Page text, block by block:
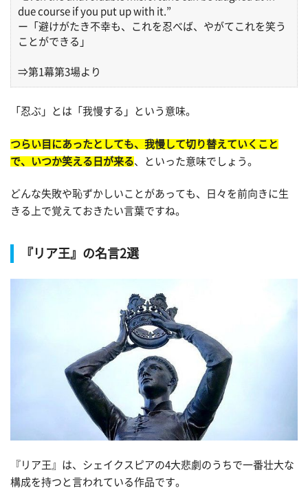
due course if you put up with it.”
ー「避けがたき不幸も、これを忍べば、やがてこれを笑う
ことができる」
⇒第1幕第3場より
「忍ぶ」とは「我慢する」という意味。
つらい目にあったとしても、我慢して切り替えていくこと
で、いつか笑える日が来る、といった意味でしょう。
どんな失敗や恥ずかしいことがあっても、日々を前向きに生
きる上で覚えておきたい言葉ですね。
『リア王』の名言2選
『リア王』は、シェイクスピアの4大悲劇のうちで一番壮大な
構成を持つと言われている作品です。